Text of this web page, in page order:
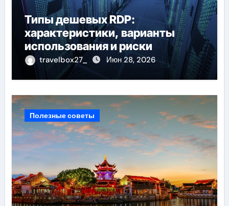
Типы дешевых RDP:
характеристики, варианты
использования и риски
travelbox27_ Июн 28, 2026
Полезные советы